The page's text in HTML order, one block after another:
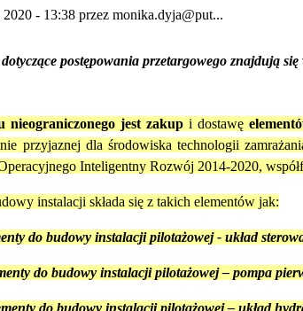
- 13:38 przez monika.dyja@put...
dotyczące postępowania przetargowego znajdują
nieograniczonego jest zakup i dostawę
przyjaznej dla środowiska technologii
Inteligentny Rozwój 2014-2020,
instalacji składa się z takich elementów jak:
do budowy instalacji pilotażowej - układ
do budowy instalacji pilotażowej – pompa